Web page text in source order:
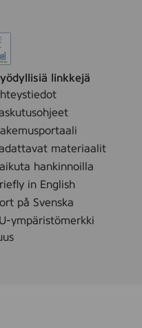
linkkejä
materiaalit
hankinnoilla
in English
på Svenska
ympäristömerkki